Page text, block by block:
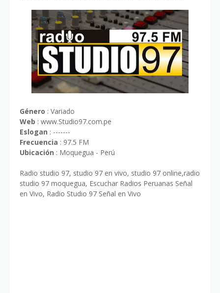
Género : Variado
Web : www.Studio97.com.pe
Eslogan : -------
Frecuencia : 97.5 FM
Ubicación : Moquegua - Perú
Radio studio 97, studio 97 en vivo, studio 97 online,radio
studio 97 moquegua, Escuchar Radios Peruanas Señal
en Vivo, Radio Studio 97 Señal en Vivo